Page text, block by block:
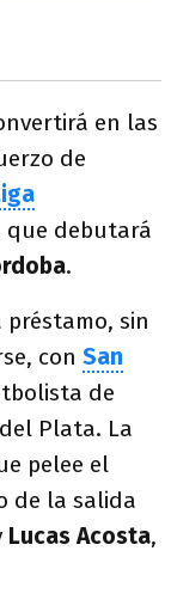
en las
de
que debutará
.
préstamo, sin
con San
de
Plata. La
pelee el
de la salida
Lucas Acosta,